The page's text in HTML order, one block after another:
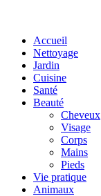
Accueil
Nettoyage
Jardin
Cuisine
Santé
Beauté
Cheveux
Visage
Corps
Mains
Pieds
Vie pratique
Animaux